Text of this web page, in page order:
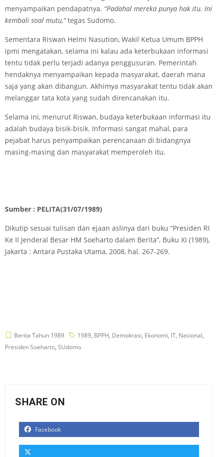
menyampaikan pendapatnya. “Padahal mereka punya hak itu. Ini
kembali soal mutu,”tegas Sudomo.
Sementara Riswan Helmi Nasution, Wakil Ketua Umum BPPH
ipmi mengatakan, selama ini kalau ada keterbukaan informasi
tentu tidak perlu terjadi adanya penggusuran. Pemerintah
hendaknya menyampaikan kepada masyarakat, daerah mana
saja yang akan dibangun. Akhimya masyarakat tentu tidak akan
melanggar tata kota yang sudah direncanakan itu.
Selama ini, menurut Riswan, budaya keterbukaan informasi itu
adalah budaya bisik-bisik. Informasi sangat mahal, para
pejabat harus penyampaikan perencanaan di bidangnya
masing-masing dan masyarakat memperoleh itu.
Sumber : PELITA(31/07/1989)
Dikutip sesuai tulisan dan ejaan aslinya dari buku “Presiden RI
Ke II Jenderal Besar HM Soeharto dalam Berita”, Buku XI (1989),
Jakarta : Antara Pustaka Utama, 2008, hal. 267-269.
Berita Tahun 1989 1989, BPPH, Demokrasi, Ekonomi, IT, Nasional,
Presiden Soeharto, SUdomo
SHARE ON
Facebook